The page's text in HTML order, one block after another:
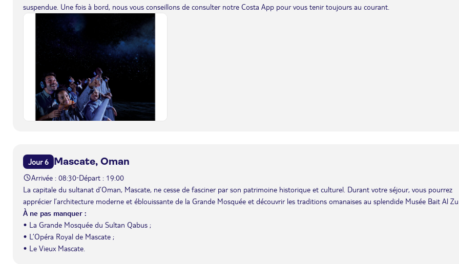
suspendue. Une fois à bord, nous vous conseillons de consulter notre Costa App pour vous tenir toujours au courant.
Jour 6 Mascate, Oman
Arrivée : 08:30-Départ : 19:00
La capitale du sultanat d’Oman, Mascate, ne cesse de fasciner par son patrimoine historique et culturel. Durant votre séjour, vous pourrez
apprécier l’architecture moderne et éblouissante de la Grande Mosquée et découvrir les traditions omanaises au splendide Musée Bait Al
À ne pas manquer :
• La Grande Mosquée du Sultan Qabus ;
• L’Opéra Royal de Mascate ;
• Le Vieux Mascate.